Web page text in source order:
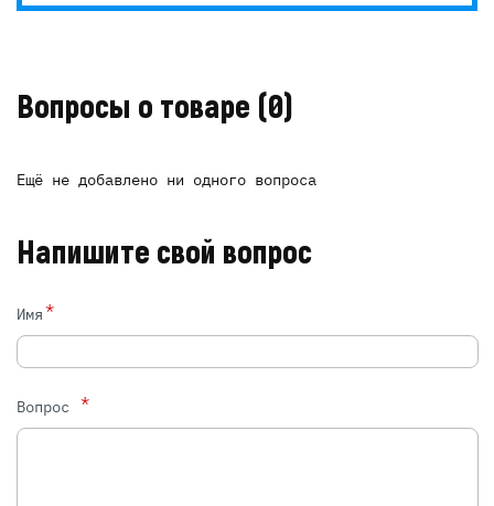
Вопросы о товаре (0)
Ещё не добавлено ни одного вопроса
Напишите свой вопрос
Имя*
Вопрос *